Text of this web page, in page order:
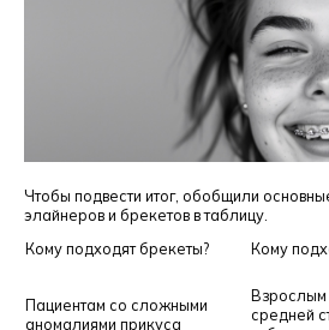
Чтобы подвести итог, обобщили
элайнеров и брекетов в таблицу.
Кому подходят брекеты?
Кому
Пациентам со сложными
аномалиями прикуса
Взрослым
средней